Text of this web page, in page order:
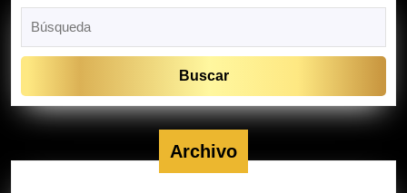
Archivo